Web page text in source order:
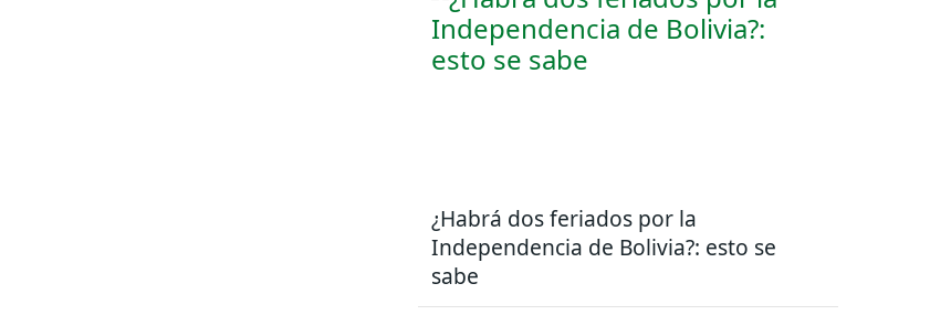
¿Habrá dos feriados por la
Independencia de Bolivia?: esto se
sabe